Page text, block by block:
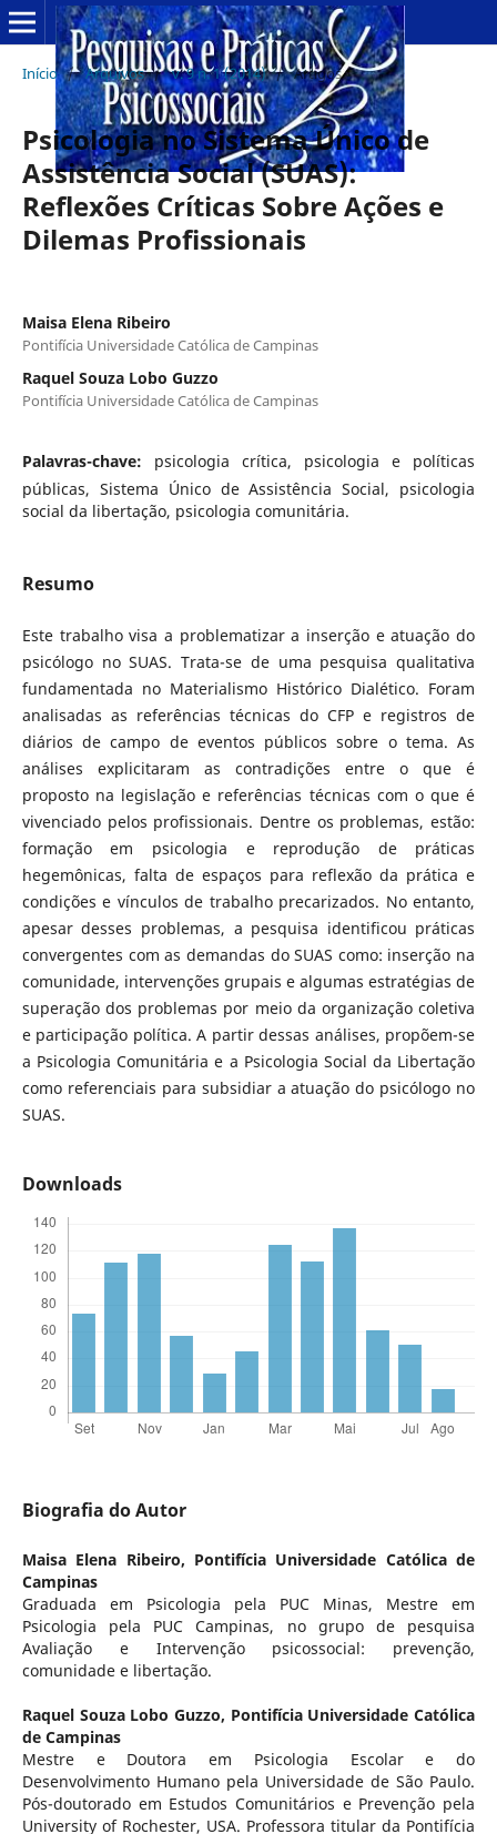
Início / Arquivos / v. 9 n. 1 (2014) / Artigos
Psicologia no Sistema Único de
Assistência Social (SUAS):
Reflexões Críticas Sobre Ações e
Dilemas Profissionais
Maisa Elena Ribeiro
Pontifícia Universidade Católica de Campinas
Raquel Souza Lobo Guzzo
Pontifícia Universidade Católica de Campinas
Palavras-chave: psicologia crítica, psicologia e políticas
públicas, Sistema Único de Assistência Social, psicologia
social da libertação, psicologia comunitária.
Resumo
Este trabalho visa a problematizar a inserção e atuação do
psicólogo no SUAS. Trata-se de uma pesquisa qualitativa
fundamentada no Materialismo Histórico Dialético. Foram
analisadas as referências técnicas do CFP e registros de
diários de campo de eventos públicos sobre o tema. As
análises explicitaram as contradições entre o que é
proposto na legislação e referências técnicas com o que é
vivenciado pelos profissionais. Dentre os problemas, estão:
formação em psicologia e reprodução de práticas
hegemônicas, falta de espaços para reflexão da prática e
condições e vínculos de trabalho precarizados. No entanto,
apesar desses problemas, a pesquisa identificou práticas
convergentes com as demandas do SUAS como: inserção na
comunidade, intervenções grupais e algumas estratégias de
superação dos problemas por meio da organização coletiva
e participação política. A partir dessas análises, propõem-se
a Psicologia Comunitária e a Psicologia Social da Libertação
como referenciais para subsidiar a atuação do psicólogo no
SUAS.
Downloads
Biografia do Autor
Maisa Elena Ribeiro, Pontifícia Universidade Católica de
Campinas
Graduada em Psicologia pela PUC Minas, Mestre em
Psicologia pela PUC Campinas, no grupo de pesquisa
Avaliação e Intervenção psicossocial: prevenção,
comunidade e libertação.
Raquel Souza Lobo Guzzo, Pontifícia Universidade Católica
de Campinas
Mestre e Doutora em Psicologia Escolar e do
Desenvolvimento Humano pela Universidade de São Paulo.
Pós-doutorado em Estudos Comunitários e Prevenção pela
University of Rochester, USA. Professora titular da Pontifícia